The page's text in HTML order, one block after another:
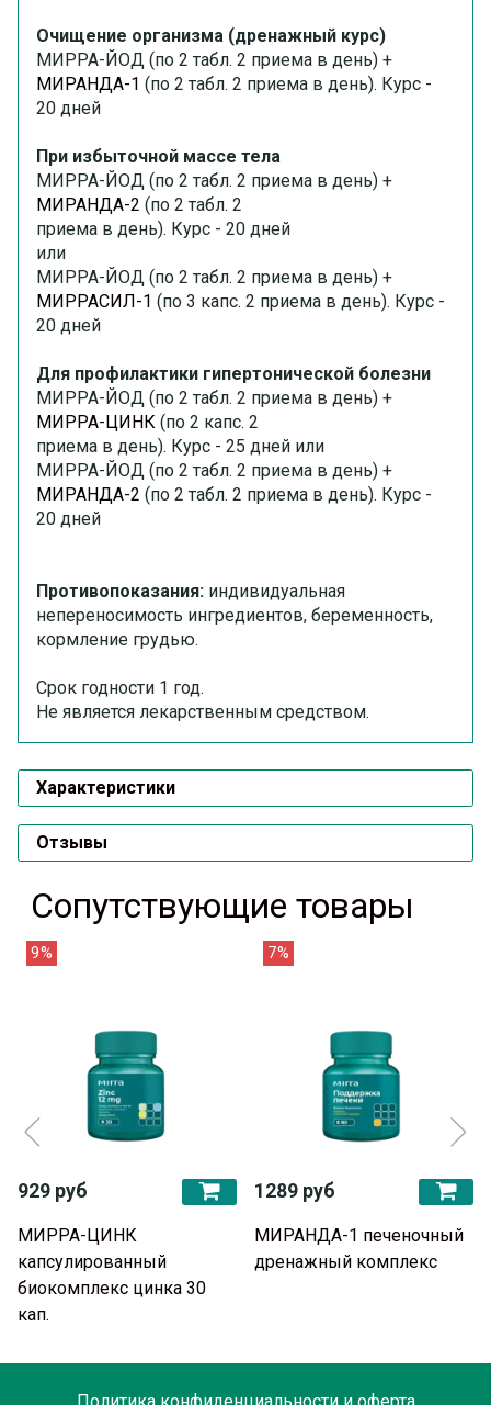
Очищение организма (дренажный курс)
МИРРА-ЙОД (по 2 табл. 2 приема в день) +
МИРАНДА-1 (по 2 табл. 2 приема в день). Курс -
20 дней
При избыточной массе тела
МИРРА-ЙОД (по 2 табл. 2 приема в день) +
МИРАНДА-2 (по 2 табл. 2
приема в день). Курс - 20 дней
или
МИРРА-ЙОД (по 2 табл. 2 приема в день) +
МИРРАСИЛ-1 (по 3 капс. 2 приема в день). Курс -
20 дней
Для профилактики гипертонической болезни
МИРРА-ЙОД (по 2 табл. 2 приема в день) +
МИРРА-ЦИНК (по 2 капс. 2
приема в день). Курс - 25 дней или
МИРРА-ЙОД (по 2 табл. 2 приема в день) +
МИРАНДА-2 (по 2 табл. 2 приема в день). Курс -
20 дней
Противопоказания: индивидуальная
непереносимость ингредиентов, беременность,
кормление грудью.
Срок годности 1 год.
Не является лекарственным средством.
Характеристики
Отзывы
Сопутствующие товары
9%
929 руб
МИРРА-ЦИНК
капсулированный
биокомплекс цинка 30
кап.
7%
1289 руб
МИРАНДА-1 печеночный
дренажный комплекс